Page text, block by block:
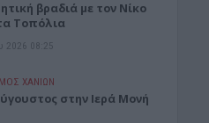
βραδιά με τον Νίκο
Τοπόλια
2026 08:25
ΧΑΝΊΩΝ
στην Ιερά Μονή